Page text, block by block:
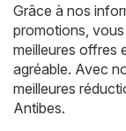
Grâce à nos
promotions,
meilleures offres
agréable. Avec
meilleures
Antibes.